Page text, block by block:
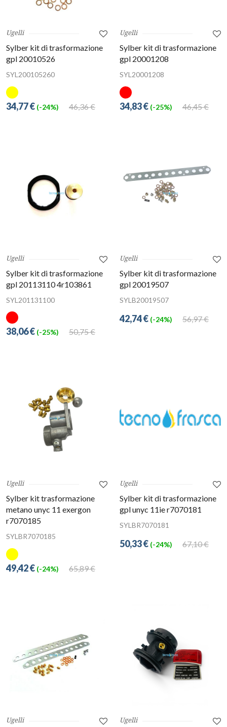
Ugelli
Sylber kit di trasformazione
gpl 20010526
SYL200105260
46,36 €
34,77 € (-24%)
Ugelli
Sylber kit di trasformazione
gpl 20001208
SYL20001208
46,45 €
34,83 € (-25%)
Ugelli
Sylber kit di trasformazione
gpl 20113110 4r103861
SYL201131100
50,75 €
38,06 € (-25%)
Ugelli
Sylber kit di trasformazione
gpl 20019507
SYLB20019507
56,97 €
42,74 € (-24%)
Ugelli
Sylber kit trasformazione
metano unyc 11 exergon
r7070185
SYLBR7070185
65,89 €
49,42 € (-24%)
Ugelli
Sylber kit di trasformazione
gpl unyc 11ie r7070181
SYLBR7070181
67,10 €
50,33 € (-24%)
Ugelli Ugelli